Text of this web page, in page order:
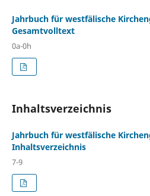
Jahrbuch für westfälische
Gesamtvolltext
0a-0h
Inhaltsverzeichnis
Jahrbuch für westfälische
Inhaltsverzeichnis
7-9